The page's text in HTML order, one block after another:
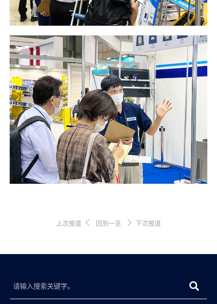
上次报道 回到一览 下次报道